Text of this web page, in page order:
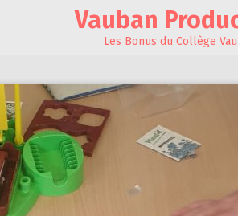
Vauban
Les Bonus du Collège